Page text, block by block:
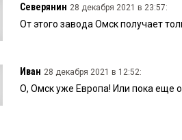
Северянин 28 декабря 2021 в 23:57:
От этого завода Омск получает
Иван 28 декабря 2021 в 12:52:
О, Омск уже Европа! Или пока еще